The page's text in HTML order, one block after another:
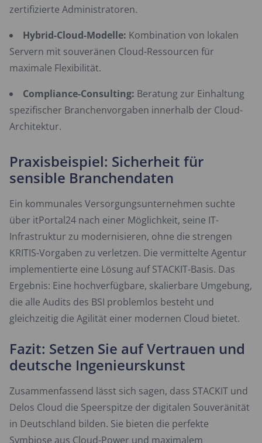
zertifizierte Administratoren.
Hybrid-Cloud-Modelle: Kombination von lokalen
Servern mit souveränen Cloud-Ressourcen für
maximale Flexibilität.
Compliance-Consulting: Beratung zur Einhaltung
spezifischer Branchenvorgaben innerhalb der Cloud-
Architektur.
Praxisbeispiel: Sicherheit für
sensible Branchendaten
Ein kommunales Versorgungsunternehmen suchte
über itPortal24 nach einer Möglichkeit, seine IT-
Infrastruktur zu modernisieren, ohne die strengen
KRITIS-Vorgaben zu verletzen. Die vermittelte Agentur
implementierte eine Lösung auf STACKIT-Basis. Das
Ergebnis: Eine hochverfügbare, skalierbare Umgebung,
die alle Audits des BSI problemlos besteht und
gleichzeitig die Agilität einer modernen Cloud bietet.
Fazit: Setzen Sie auf Vertrauen und
deutsche Ingenieurskunst
Zusammenfassend lässt sich sagen, dass STACKIT und
Delos Cloud die Speerspitze der digitalen Souveränität
in Deutschland bilden. Sie bieten die perfekte
Symbiose aus Cloud-Power und maximalem